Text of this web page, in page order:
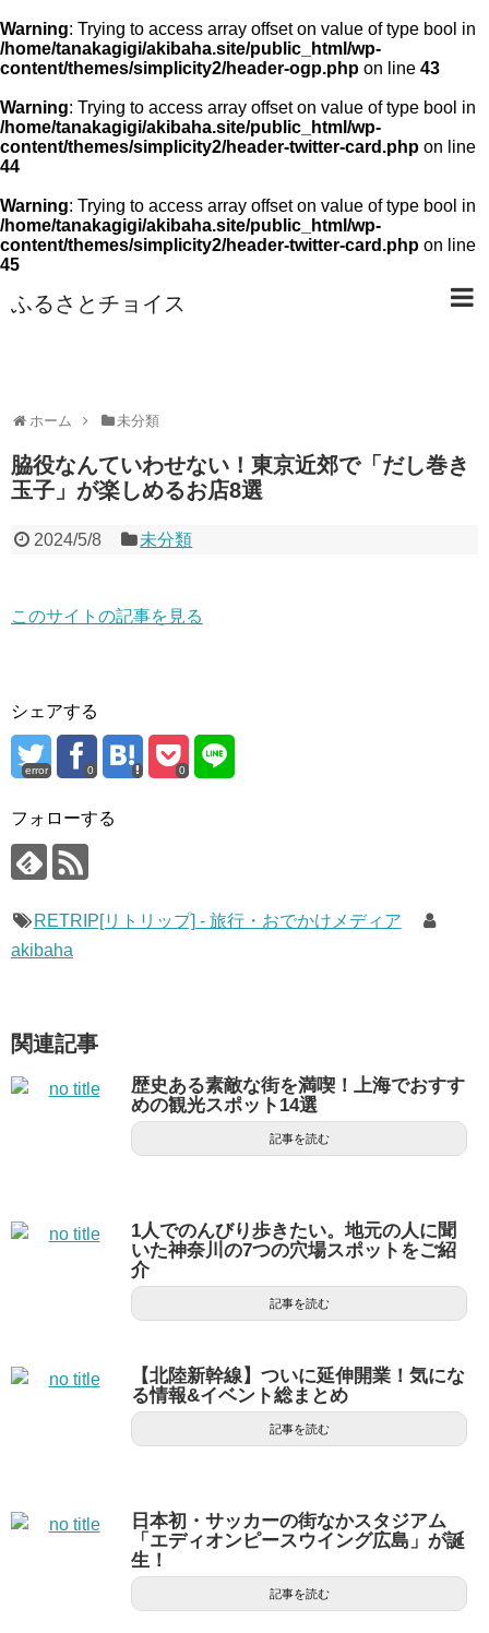
Warning: Trying to access array offset on value of type bool in
/home/tanakagigi/akibaha.site/public_html/wp-
content/themes/simplicity2/header-ogp.php on line 43
Warning: Trying to access array offset on value of type bool in
/home/tanakagigi/akibaha.site/public_html/wp-
content/themes/simplicity2/header-twitter-card.php on line
44
Warning: Trying to access array offset on value of type bool in
/home/tanakagigi/akibaha.site/public_html/wp-
content/themes/simplicity2/header-twitter-card.php on line
45
ふるさとチョイス
ホーム 未分類
脇役なんていわせない！東京近郊で「だし巻き
玉子」が楽しめるお店8選
2024/5/8 未分類
このサイトの記事を見る
シェアする
error 0 0
フォローする
RETRIP[リトリップ] - 旅行・おでかけメディア
akibaha
関連記事
歴史ある素敵な街を満喫！上海でおすす
めの観光スポット14選
記事を読む
1人でのんびり歩きたい。地元の人に聞
いた神奈川の7つの穴場スポットをご紹
介
記事を読む
【北陸新幹線】ついに延伸開業！気にな
る情報&イベント総まとめ
記事を読む
日本初・サッカーの街なかスタジアム
「エディオンピースウイング広島」が誕
生！
記事を読む